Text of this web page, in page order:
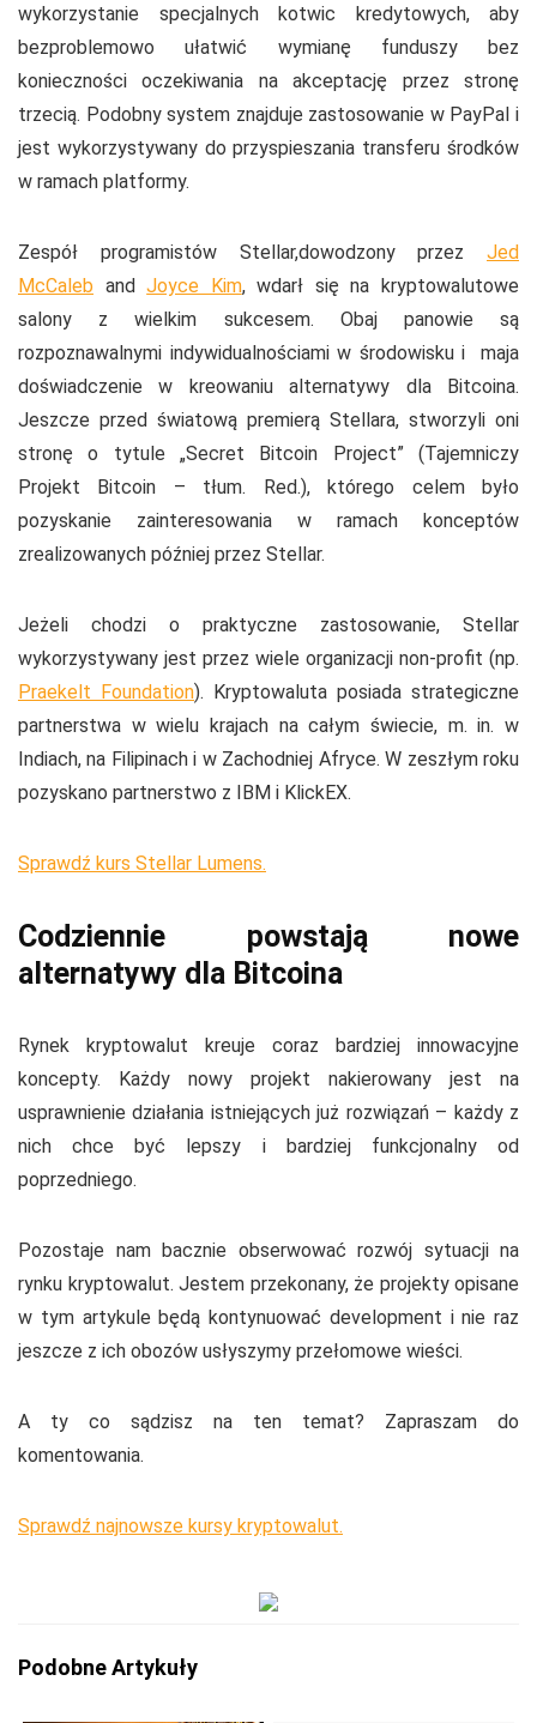
wykorzystanie specjalnych kotwic kredytowych, aby
bezproblemowo ułatwić wymianę funduszy bez
konieczności oczekiwania na akceptację przez stronę
trzecią. Podobny system znajduje zastosowanie w PayPal i
jest wykorzystywany do przyspieszania transferu środków
w ramach platformy.
Zespół programistów Stellar,dowodzony przez Jed
McCaleb andJoyce Kim, wdarł się na kryptowalutowe
salony z wielkim sukcesem. Obaj panowie są
rozpoznawalnymi indywidualnościami w środowisku i maja
doświadczenie w kreowaniu alternatywy dla Bitcoina.
Jeszcze przed światową premierą Stellara, stworzyli oni
stronę o tytule „Secret Bitcoin Project” (Tajemniczy
Projekt Bitcoin – tłum. Red.), którego celem było
pozyskanie zainteresowania w ramach konceptów
zrealizowanych później przez Stellar.
Jeżeli chodzi o praktyczne zastosowanie, Stellar
wykorzystywany jest przez wiele organizacji non-profit (np.
Praekelt Foundation). Kryptowaluta posiada strategiczne
partnerstwa w wielu krajach na całym świecie, m. in. w
Indiach, na Filipinach i w Zachodniej Afryce. W zeszłym roku
pozyskano partnerstwo z IBM i KlickEX.
Sprawdź kurs Stellar Lumens.
Codziennie powstają nowe
alternatywy dla Bitcoina
Rynek kryptowalut kreuje coraz bardziej innowacyjne
koncepty. Każdy nowy projekt nakierowany jest na
usprawnienie działania istniejących już rozwiązań – każdy z
nich chce być lepszy i bardziej funkcjonalny od
poprzedniego.
Pozostaje nam bacznie obserwować rozwój sytuacji na
rynku kryptowalut. Jestem przekonany, że projekty opisane
w tym artykule będą kontynuować development i nie raz
jeszcze z ich obozów usłyszymy przełomowe wieści.
A ty co sądzisz na ten temat? Zapraszam do
komentowania.
Sprawdź najnowsze kursy kryptowalut.
Podobne Artykuły